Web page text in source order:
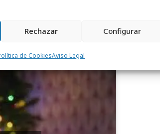
Rechazar Configurar
de CookiesAviso Legal
con el icónico trío Kevin,
de noviembre.